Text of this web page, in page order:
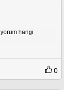
hangi
0